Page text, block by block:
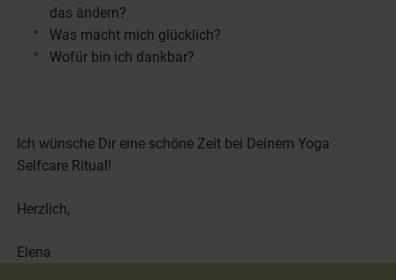
das ändern?
Was macht mich glücklich?
Wofür bin ich dankbar?
Ich wünsche Dir eine schöne Zeit bei Deinem Yoga
Selfcare Ritual!
Herzlich,
Elena